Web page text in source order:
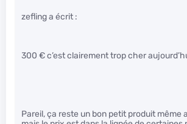
zefling a écrit :
300 € c’est clairement trop cher
Pareil, ça reste un bon petit produit même